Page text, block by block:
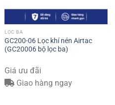
LỌC BA
GC200-06 Lọc khí nén Airtac
(GC20006 bộ lọc ba)
Giá ưu đãi
Giao hàng ngay